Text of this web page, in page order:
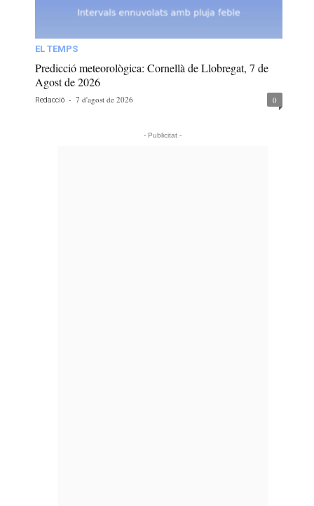
EL TEMPS
Predicció meteorològica: Cornellà de Llobregat, 7 de
Agost de 2026
Redacció - 7 d'agost de 2026 0
- Publicitat -